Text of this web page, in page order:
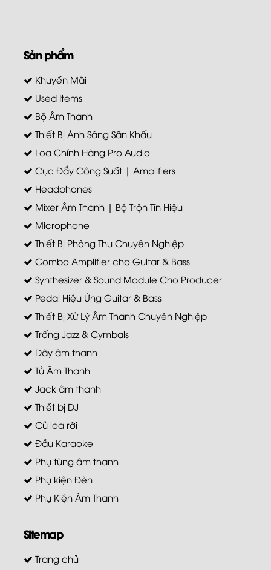
Sản phẩm
Khuyến Mãi
Used Items
Bộ Âm Thanh
Thiết Bị Ánh Sáng Sân Khấu
Loa Chính Hãng Pro Audio
Cục Đẩy Công Suất | Amplifiers
Headphones
Mixer Âm Thanh | Bộ Trộn Tín Hiệu
Microphone
Thiết Bị Phòng Thu Chuyên Nghiệp
Combo Amplifier cho Guitar & Bass
Synthesizer & Sound Module Cho Producer
Pedal Hiệu Ứng Guitar & Bass
Thiết Bị Xử Lý Âm Thanh Chuyên Nghiệp
Trống Jazz & Cymbals
Dây âm thanh
Tủ Âm Thanh
Jack âm thanh
Thiết bị DJ
Củ loa rời
Đầu Karaoke
Phụ tùng âm thanh
Phụ kiện Đèn
Phụ Kiện Âm Thanh
Sitemap
Trang chủ